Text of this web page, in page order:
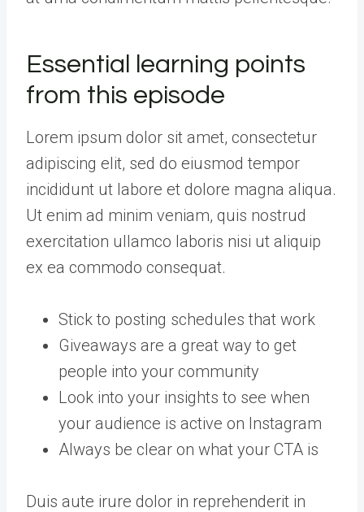
Essential learning points
from this episode
Lorem ipsum dolor sit amet, consectetur
adipiscing elit, sed do eiusmod tempor
incididunt ut labore et dolore magna aliqua.
Ut enim ad minim veniam, quis nostrud
exercitation ullamco laboris nisi ut aliquip
ex ea commodo consequat.
Stick to posting schedules that work
Giveaways are a great way to get
people into your community
Look into your insights to see when
your audience is active on Instagram
Always be clear on what your CTA is
Duis aute irure dolor in reprehenderit in